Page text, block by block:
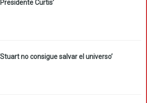
Curtis’
no consigue salvar el universo’